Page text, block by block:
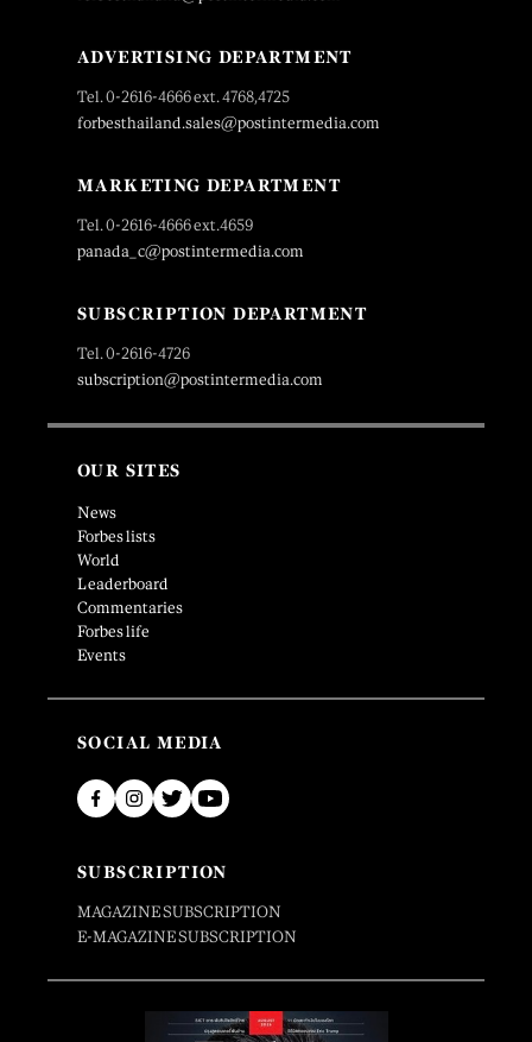
ADVERTISING DEPARTMENT
Tel. 0-2616-4666 ext. 4768,4725
forbesthailand.sales@postintermedia.com
MARKETING DEPARTMENT
Tel. 0-2616-4666 ext.4659
panada_c@postintermedia.com
SUBSCRIPTION DEPARTMENT
Tel. 0-2616-4726
subscription@postintermedia.com
OUR SITES
News
Forbes lists
World
Leaderboard
Commentaries
Forbes life
Events
SOCIAL MEDIA
SUBSCRIPTION
MAGAZINE SUBSCRIPTION
E-MAGAZINE SUBSCRIPTION